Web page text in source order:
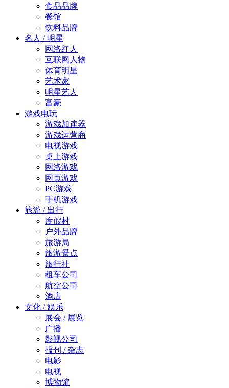
食品品牌
餐馆
饮料品牌
名人 / 明星
网络红人
互联网人物
体育明星
艺术家
明星艺人
富豪
游戏电玩
游戏加速器
游戏运营商
电视游戏
桌上游戏
网络游戏
网页游戏
PC游戏
手机游戏
旅游 / 出行
度假村
户外品牌
旅游局
旅游景点
旅行社
租车公司
航空公司
酒店
文化 / 娱乐
展会 / 展览
广播
影视公司
报刊 / 杂志
电影
电视
博物馆